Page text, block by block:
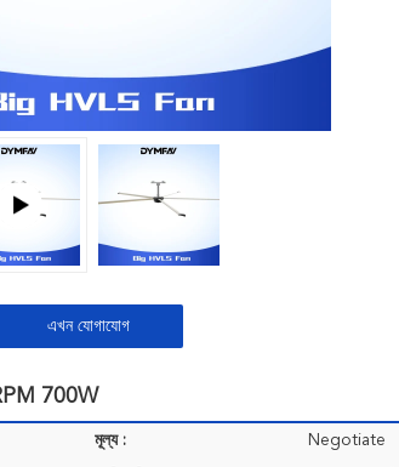
এখন যোগাযোগ
700W
মূল্য : Negotiate